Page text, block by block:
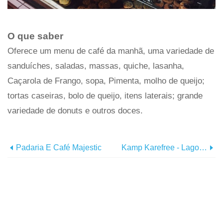
O que saber
Oferece um menu de café da manhã, uma variedade de
sanduíches, saladas, massas, quiche, lasanha,
Caçarola de Frango, sopa, Pimenta, molho de queijo;
tortas caseiras, bolo de queijo, itens laterais; grande
variedade de donuts e outros doces.
Padaria E Café Majestic Kamp Karefree - Lago Horseshoe